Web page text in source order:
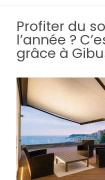
Profiter du
l’année ?
grâce à